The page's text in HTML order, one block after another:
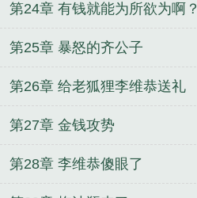
第24章 有钱就能为所欲为啊？
第25章 暴怒的齐公子
第26章 给老狐狸李维恭送礼
第27章 金钱攻势
第28章 李维恭傻眼了